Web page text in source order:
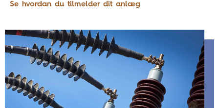
Se hvordan du tilmelder dit anlæg